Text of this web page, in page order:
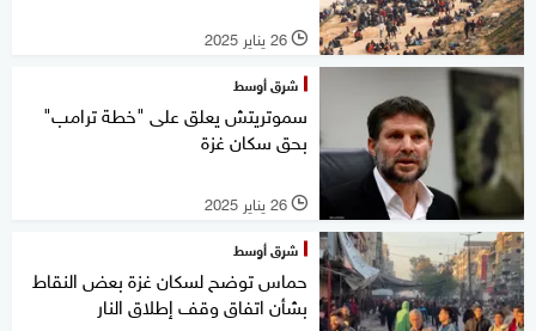
l 26 يناير 2025
شرق أوسط
سموتريتش يعلق على "خطة ترامب"
بحق سكان غزة
l 26 يناير 2025
شرق أوسط
حماس توضح لسكان غزة بعض النقاط
بشأن اتفاق وقف إطلاق النار